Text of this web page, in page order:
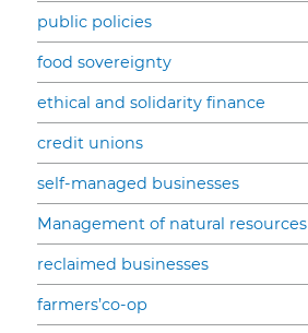
public policies
food sovereignty
ethical and solidarity finance
credit unions
self-managed businesses
Management of natural resources
reclaimed businesses
farmers’co-op